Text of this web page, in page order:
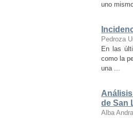
uno
Pedroza
En las
como la
una ...
de San
Alba